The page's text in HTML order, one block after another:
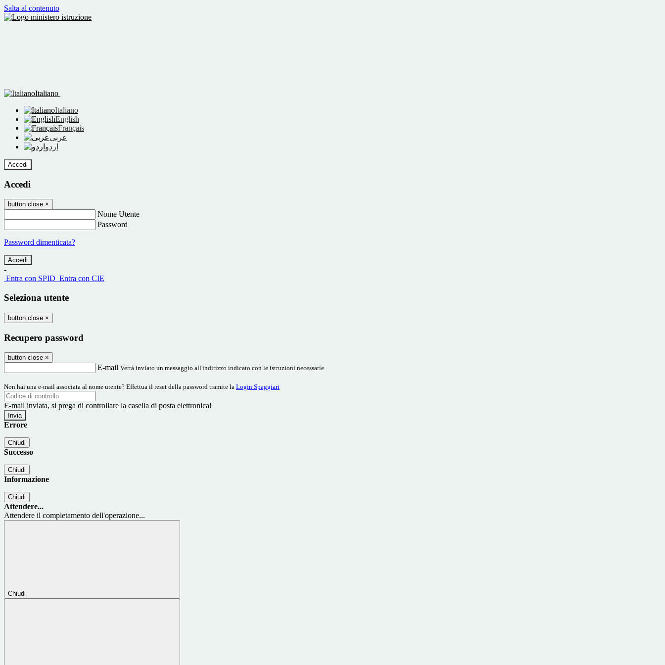
Salta al contenuto
Italiano
Italiano
English
Français
عربى
اردو
Accedi
Accedi
button close ×
Nome Utente
Password
Password dimenticata?
-
Entra con SPID Entra con CIE
Seleziona utente
button close ×
Recupero password
button close ×
E-mail Verrà inviato un messaggio all'indirizzo indicato con le istruzioni necessarie.
Non hai una e-mail associata al nome utente? Effettua il reset della password tramite la Login Spaggiari
E-mail inviata, si prega di controllare la casella di posta elettronica!
Errore
Chiudi
Successo
Chiudi
Informazione
Chiudi
Attendere...
Attendere il completamento dell'operazione...
Chiudi